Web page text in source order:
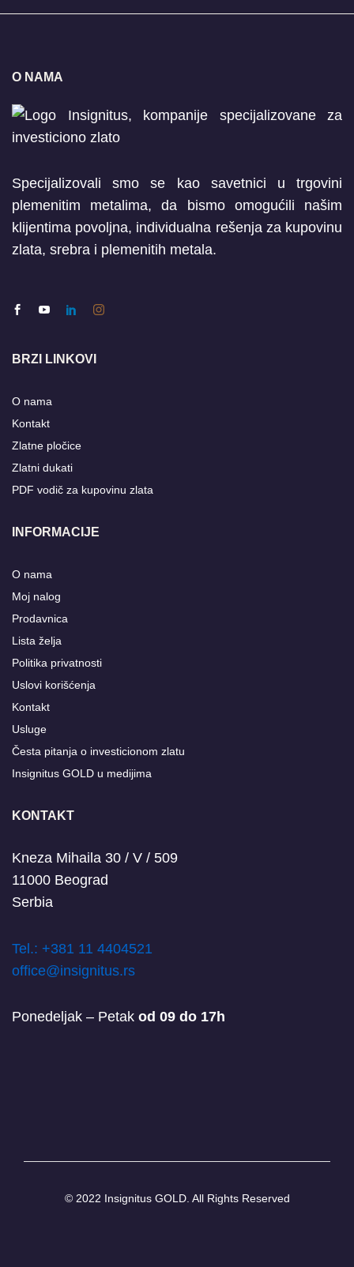
O NAMA
Specijalizovali smo se kao savetnici u trgovini
plemenitim metalima, da bismo omogućili našim
klijentima povoljna, individualna rešenja za kupovinu
zlata, srebra i plemenitih metala.
BRZI LINKOVI
O nama
Kontakt
Zlatne pločice
Zlatni dukati
PDF vodič za kupovinu zlata
INFORMACIJE
O nama
Moj nalog
Prodavnica
Lista želja
Politika privatnosti
Uslovi korišćenja
Kontakt
Usluge
Česta pitanja o investicionom zlatu
Insignitus GOLD u medijima
KONTAKT
Kneza Mihaila 30 / V / 509
11000 Beograd
Serbia
Tel.: +381 11 4404521
office@insignitus.rs
Ponedeljak – Petak od 09 do 17h
© 2022 Insignitus GOLD. All Rights Reserved